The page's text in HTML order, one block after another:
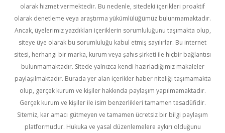
olarak hizmet vermektedir. Bu nedenle, sitedeki içerikleri proaktif
olarak denetleme veya araştırma yükümlülüğümüz bulunmamaktadır.
Ancak, üyelerimiz yazdıkları içeriklerin sorumluluğunu taşımakta olup,
siteye üye olarak bu sorumluluğu kabul etmiş sayılırlar. Bu internet
sitesi, herhangi bir marka, kurum veya şahıs şirketi ile hiçbir bağlantısı
bulunmamaktadır. Sitede yalnızca kendi hazırladığımız makaleler
paylaşılmaktadır. Burada yer alan içerikler haber niteliği taşımamakta
olup, gerçek kurum ve kişiler hakkında paylaşım yapılmamaktadır.
Gerçek kurum ve kişiler ile isim benzerlikleri tamamen tesadüfidir.
Sitemiz, kar amacı gütmeyen ve tamamen ücretsiz bir bilgi paylaşım
platformudur. Hukuka ve yasal düzenlemelere aykırı olduğunu